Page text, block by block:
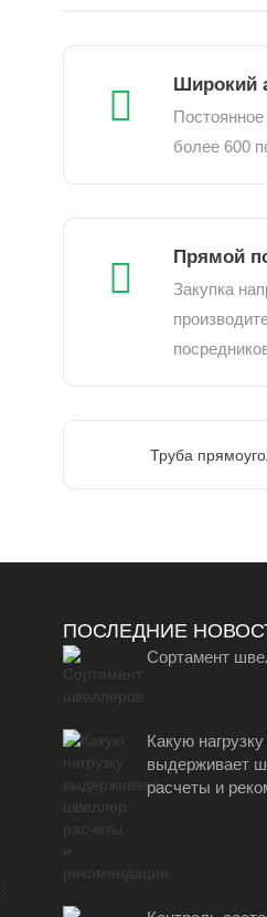
Широкий
более 600
Прямой
Закупка
Труба
ПОСЛЕДНИЕ
Сортамент
Какую нагрузку
выдерживает
расчеты и